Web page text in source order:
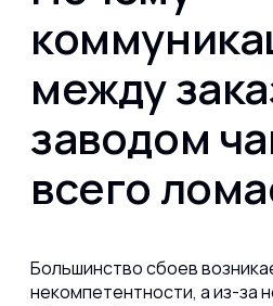
между
заводом
всего
Большинство сбоев
некомпетентности, а из-за